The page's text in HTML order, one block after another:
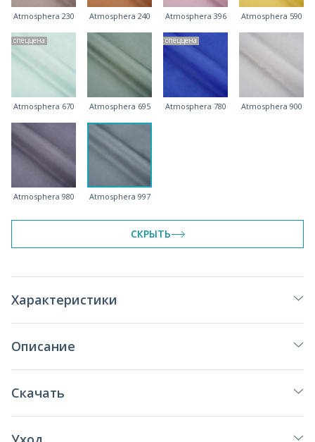
Atmosphera 230 Atmosphera 240 Atmosphera 396 Atmosphera 590
спеццена
Atmosphera 670 Atmosphera 695
спеццена
Atmosphera 780 Atmosphera 900
Atmosphera 980 Atmosphera 997
СКРЫТЬ
Характеристики
Описание
Скачать